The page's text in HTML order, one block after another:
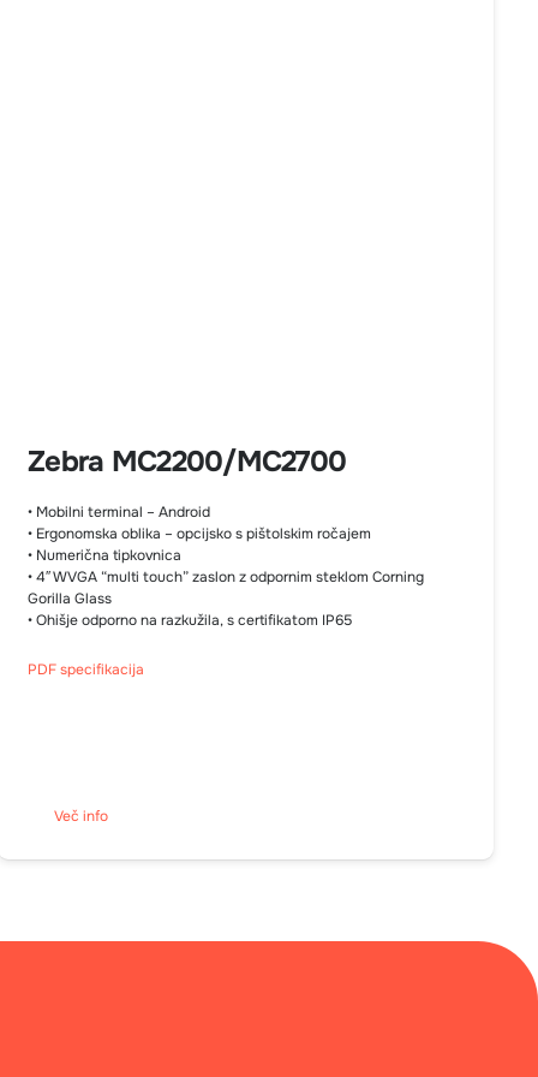
Zebra MC2200/MC2700
• Mobilni terminal – Android
• Ergonomska oblika – opcijsko s pištolskim ročajem
• Numerična tipkovnica
• 4″ WVGA “multi touch” zaslon z odpornim steklom Corning
Gorilla Glass
• Ohišje odporno na razkužila, s certifikatom IP65
PDF specifikacija
Več info